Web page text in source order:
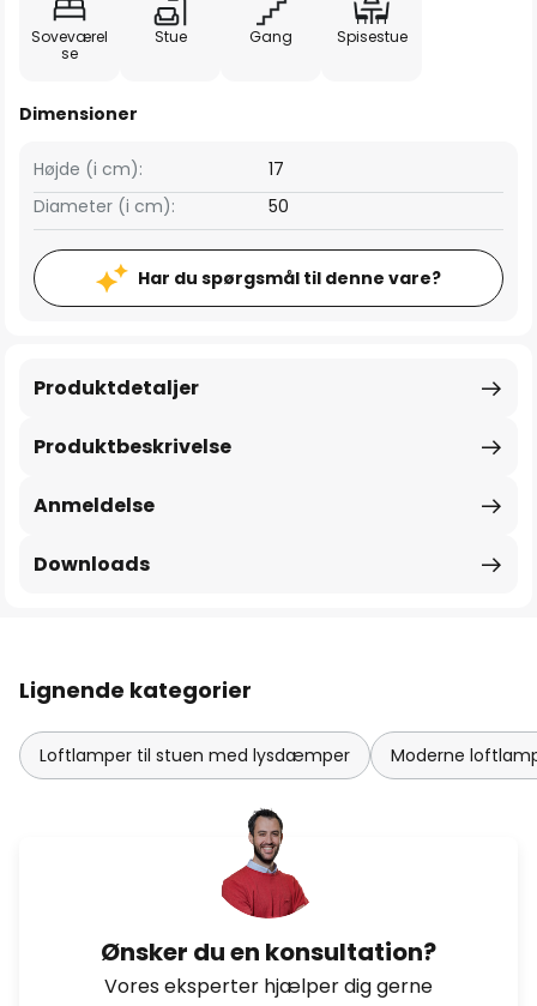
Soveværel
se
Stue Gang Spisestue
Dimensioner
Højde (i cm):
17
Diameter (i cm):
50
Har du spørgsmål til denne vare?
Produktbeskrivelse
Produktdetaljer
Anmeldelse
Downloads
Lignende kategorier
Loftlamper til stuen med lysdæmper Moderne
Ønsker du en konsultation?
Vores eksperter hjælper dig gerne